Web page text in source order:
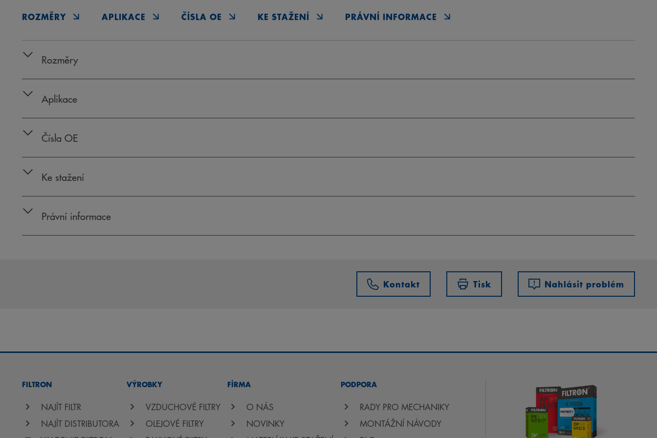
ROZMĚRY APLIKACE ČÍSLA OE KE STAŽENÍ PRÁVNÍ INFORMACE
Rozměry
Aplikace
Čísla OE
Ke stažení
Právní informace
Kontakt Tisk Nahlásit problém
FILTRON
NAJÍT FILTR
NAJÍT DISTRIBUTORA
VÝROBKY
VZDUCHOVÉ FILTRY
OLEJOVÉ FILTRY
FİRMA
O NÁS
NOVINKY
PODPORA
RADY PRO MECHANIKY
MONTÁŽNÍ NÁVODY